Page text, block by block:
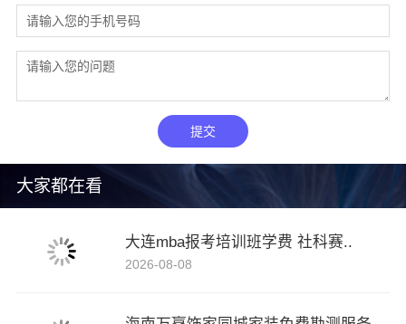
大家都在看
大连mba报考培训班学费 社科赛..
2026-08-08
提交